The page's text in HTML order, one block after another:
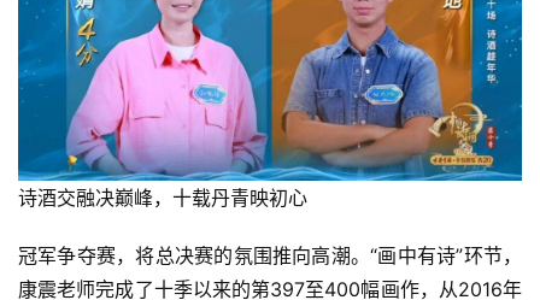
诗酒交融决巅峰，十载丹青映初心
冠军争夺赛，将总决赛的氛围推向高潮。“画中有诗”环节，
康震老师完成了十季以来的第397至400幅画作，从2016年